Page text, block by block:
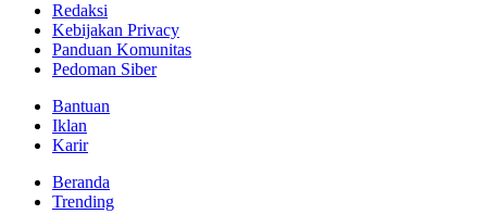
Redaksi
Kebijakan Privacy
Panduan Komunitas
Pedoman Siber
Bantuan
Iklan
Karir
Beranda
Trending